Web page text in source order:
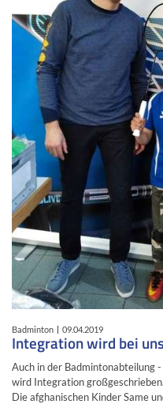
Badminton 09.04.2019
Integration wird bei
Auch in der Badmintonabteilung
wird Integration großgeschrieben.
Die afghanischen Kinder Same